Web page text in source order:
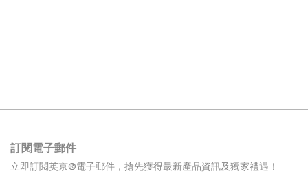
訂閱電子郵件
立即訂閱英京®電子郵件，搶先獲得最新產品資訊及獨家禮遇！